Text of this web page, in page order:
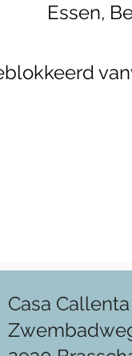
Essen,
Casa Callenta